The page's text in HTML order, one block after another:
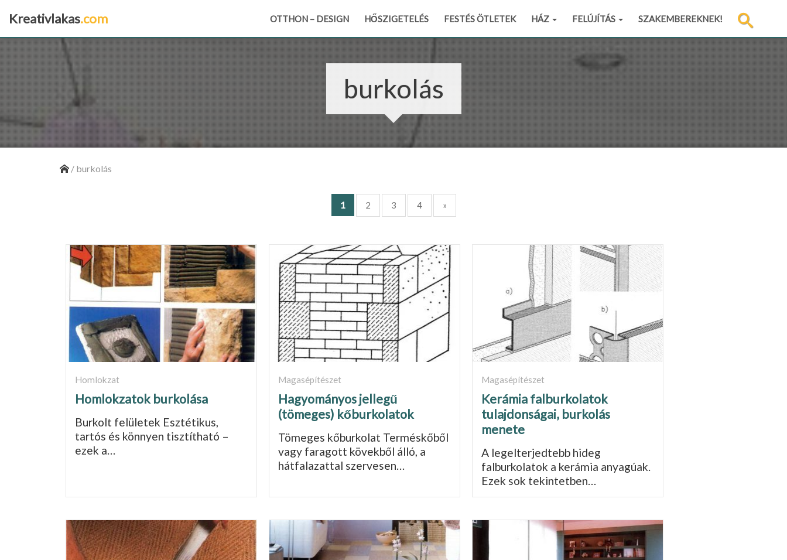
Kreativlakas.com OTTHON – DESIGN HŐSZIGETELÉS FESTÉS ÖTLETEK HÁZ FELÚJÍTÁS SZAKEMBEREKNEK!
burkolás
/ burkolás
1 2 3 4 »
Homlokzat
Homlokzatok burkolása
Burkolt felületek Esztétikus,
tartós és könnyen tisztítható –
ezek a…
Magasépítészet
Hagyományos jellegű
(tömeges) kőburkolatok
Tömeges kőburkolat Terméskőből
vagy fara­gott kövekből álló, a
hátfalazattal szervesen…
Magasépítészet
Kerámia falburkolatok
tulajdonságai, burkolás
menete
A legelterjedtebb hideg
falburkolatok a kerámia anyagú­ak.
Ezek sok tekintetben…